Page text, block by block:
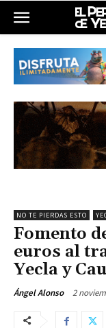
NO TE PIERDAS ESTO
Fomento
euros al
Yecla y
Ángel Alonso 2